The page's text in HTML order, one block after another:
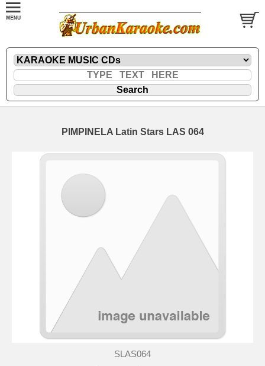
PIMPINELA Latin Stars LAS 064
SLAS064